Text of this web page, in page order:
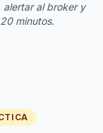
alertar al broker y
minutos.